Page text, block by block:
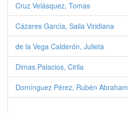
Cruz Velásquez, Tomas
Cázares García, Saila Viridiana
de la Vega Calderón, Julieta
Dimas Palacios, Cirila
Domínguez Pérez, Rubén Abraham